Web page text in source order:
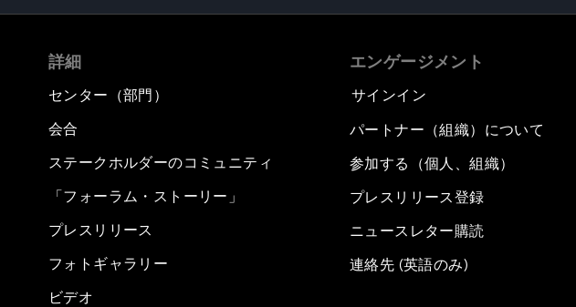
詳細
センター（部門）
会合
ステークホルダーのコミュニティ
「フォーラム・ストーリー」
プレスリリース
フォトギャラリー
ビデオ
エンゲージメント
サインイン
パートナー（組織）について
参加する（個人、組織）
プレスリリース登録
ニュースレター購読
連絡先 (英語のみ)